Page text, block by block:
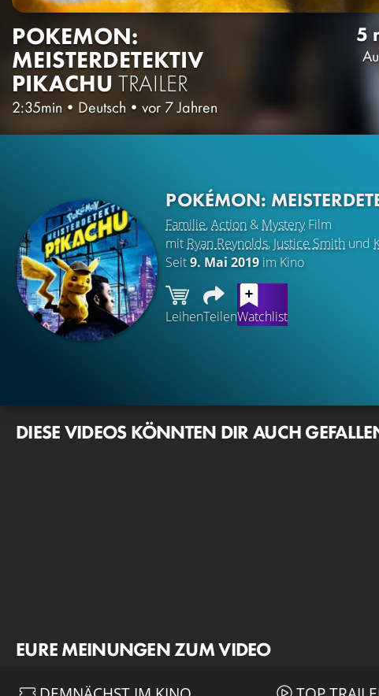
POKEMON:
MEISTERDETEKTIV
PIKACHU TRAILER
2:35min • Deutsch • vor 7 Jahren
5
POKÉMON:
Familie,Action & MysteryFilm
mit Ryan Reynolds, Justice Smith und
Seit9. Mai 2019im Kino
LeihenTeilenWatchlist
DIESE VIDEOS KÖNNTEN DIR AUCH
EURE MEINUNGEN ZUM VIDEO